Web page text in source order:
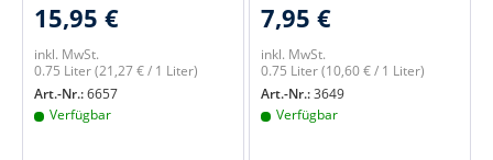
15,95 €
inkl. MwSt.
0.75 Liter(21,27 € / 1 Liter)
Art.-Nr.:6657
Verfügbar
7,95 €
inkl. MwSt.
0.75 Liter(10,60 € / 1 Liter)
Art.-Nr.:3649
Verfügbar